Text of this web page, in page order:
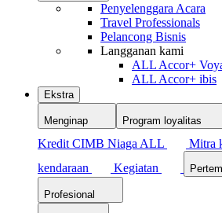
Penyelenggara Acara
Travel Professionals
Pelancong Bisnis
Langganan kami
ALL Accor+
ALL Accor+ ibis
Ekstra
Menginap Program loyalitas
Kredit CIMB Niaga ALL
Mitra
kendaraan
Kegiatan
Profesional